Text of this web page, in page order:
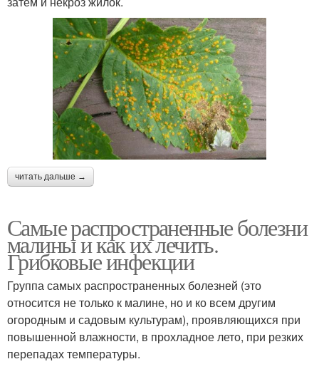
читать дальше →
Самые распространенные болезни
малины и как их лечить.
Грибковые инфекции
Группа самых распространенных болезней (это
относится не только к малине, но и ко всем другим
огородным и садовым культурам), проявляющихся при
повышенной влажности, в прохладное лето, при резких
перепадах температуры.